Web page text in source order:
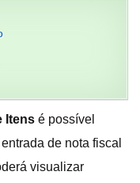
Itens é possível
de nota fiscal
visualizar